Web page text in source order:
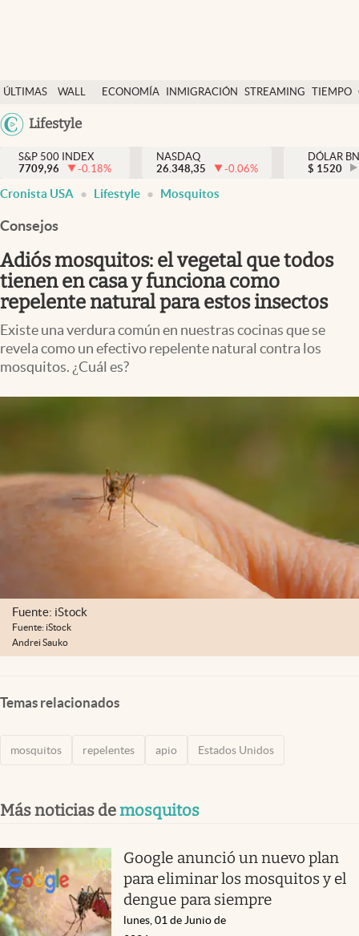
ÚLTIMAS
NOTICIAS
WALL
Y
DÓLAR
ECONOMÍA INMIGRACIÓN STREAMING TIEMPO
México
Lifestyle
Finanzas y economía
Wall Street y dólar
Inmigración
Espiritual
Streaming
PC y mobile
Lifestyle
S&P 500 INDEX
7709,96
-0.18%
NASDAQ
26.348,35
-0.06%
DÓLAR
$ 1520
Cronista USA Lifestyle Mosquitos
Consejos
Adiós mosquitos: el vegetal que todos
tienen en casa y funciona como
repelente natural para estos insectos
Existe una verdura común en nuestras cocinas que se
revela como un efectivo repelente natural contra los
mosquitos. ¿Cuál es?
Fuente: iStock
Fuente: iStock
Andrei Sauko
Temas relacionados
mosquitos repelentes apio Estados Unidos
Más noticias demosquitos
Google anunció un nuevo plan
para eliminar los mosquitos y el
dengue para siempre
lunes, 01 de Junio de